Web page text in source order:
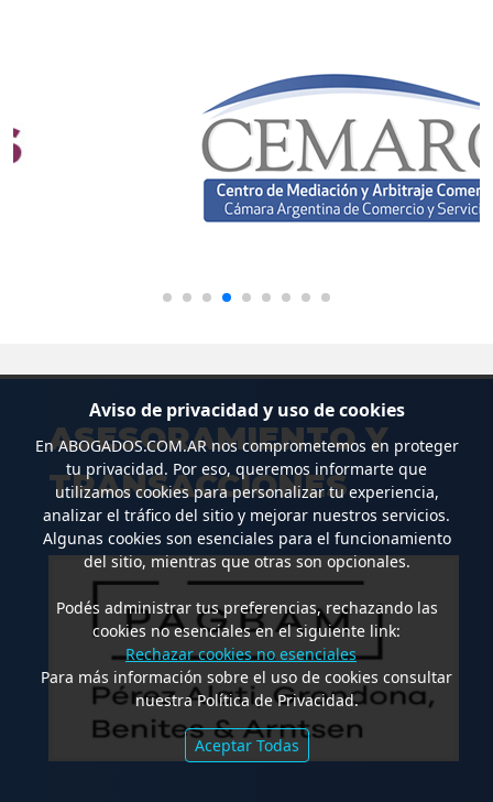
ASESORAMIENTO Y
TRANSACCIONES
Aviso de privacidad y uso de cookies
EnABOGADOS.COM.ARnos comprometemos en proteger
tu privacidad. Por eso, queremos informarte que
utilizamos cookies para personalizar tu experiencia,
analizar el tráfico del sitio y mejorar nuestros servicios.
Algunas cookies son esenciales para el funcionamiento
del sitio, mientras que otras son opcionales.
Podés administrar tus preferencias, rechazando las
cookies no esenciales en el siguiente link:
Rechazar cookies no esenciales
Para más información sobre el uso de cookies consultar
nuestra Política de Privacidad.
Aceptar Todas